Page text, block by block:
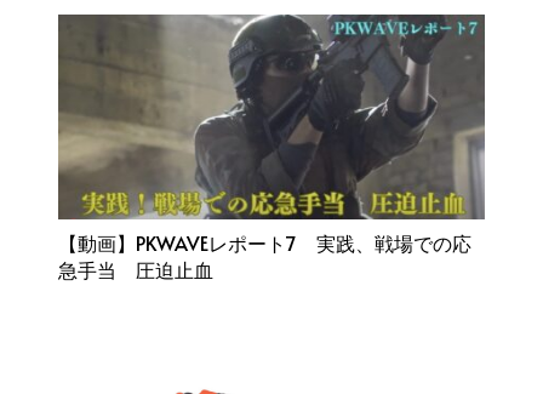
【動画】PKWAVEレポート7 実践、戦場での応
急手当 圧迫止血